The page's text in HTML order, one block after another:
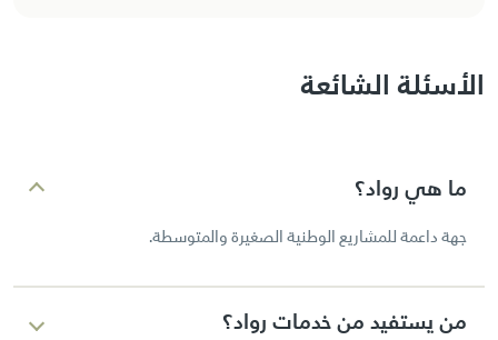
الأسئلة الشائعة
ما هي رواد؟
جهة داعمة للمشاريع الوطنية الصغيرة والمتوسطة.
من يستفيد من خدمات رواد؟